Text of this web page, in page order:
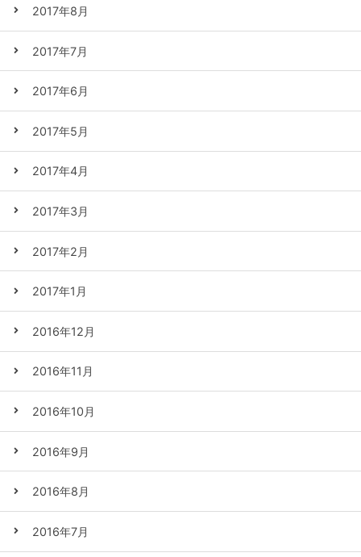
2017年8月
2017年7月
2017年6月
2017年5月
2017年4月
2017年3月
2017年2月
2017年1月
2016年12月
2016年11月
2016年10月
2016年9月
2016年8月
2016年7月